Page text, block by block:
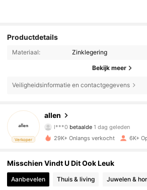
Productdetails
Materiaal: Zinklegering
Bekijk meer
Veiligheidsinformatie en contactgegevens
Verkoper
allen4.90
l***0 betaalde1 dag geleden
4.90 845 Volgers
4.90 845 Volgers
29K+ Onlangs verkocht 6K+
Misschien Vindt U Dit Ook Leuk
Aanbevelen Thuis & living Juwelen &